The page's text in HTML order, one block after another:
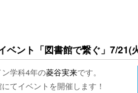
ベント「図書館で繋ぐ」7/21(
学科4年の菱谷実来です。
てイベントを開催します！